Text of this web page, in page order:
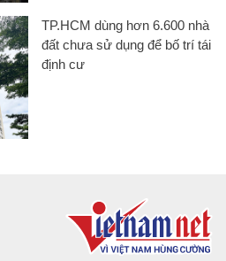
TP.HCM dùng hơn 6.600 nhà
đất chưa sử dụng để bố trí tái
định cư